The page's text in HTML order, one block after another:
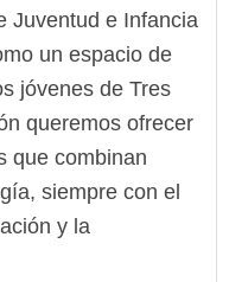
Juventud e Infancia
un espacio de
jóvenes de Tres
queremos ofrecer
que combinan
siempre con el
y la